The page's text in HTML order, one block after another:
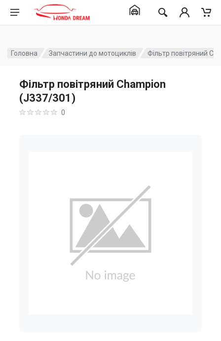
Головна Запчастини до мотоциклів Фільтр повітряний
Фільтр повітряний Champion
(J337/301)
0